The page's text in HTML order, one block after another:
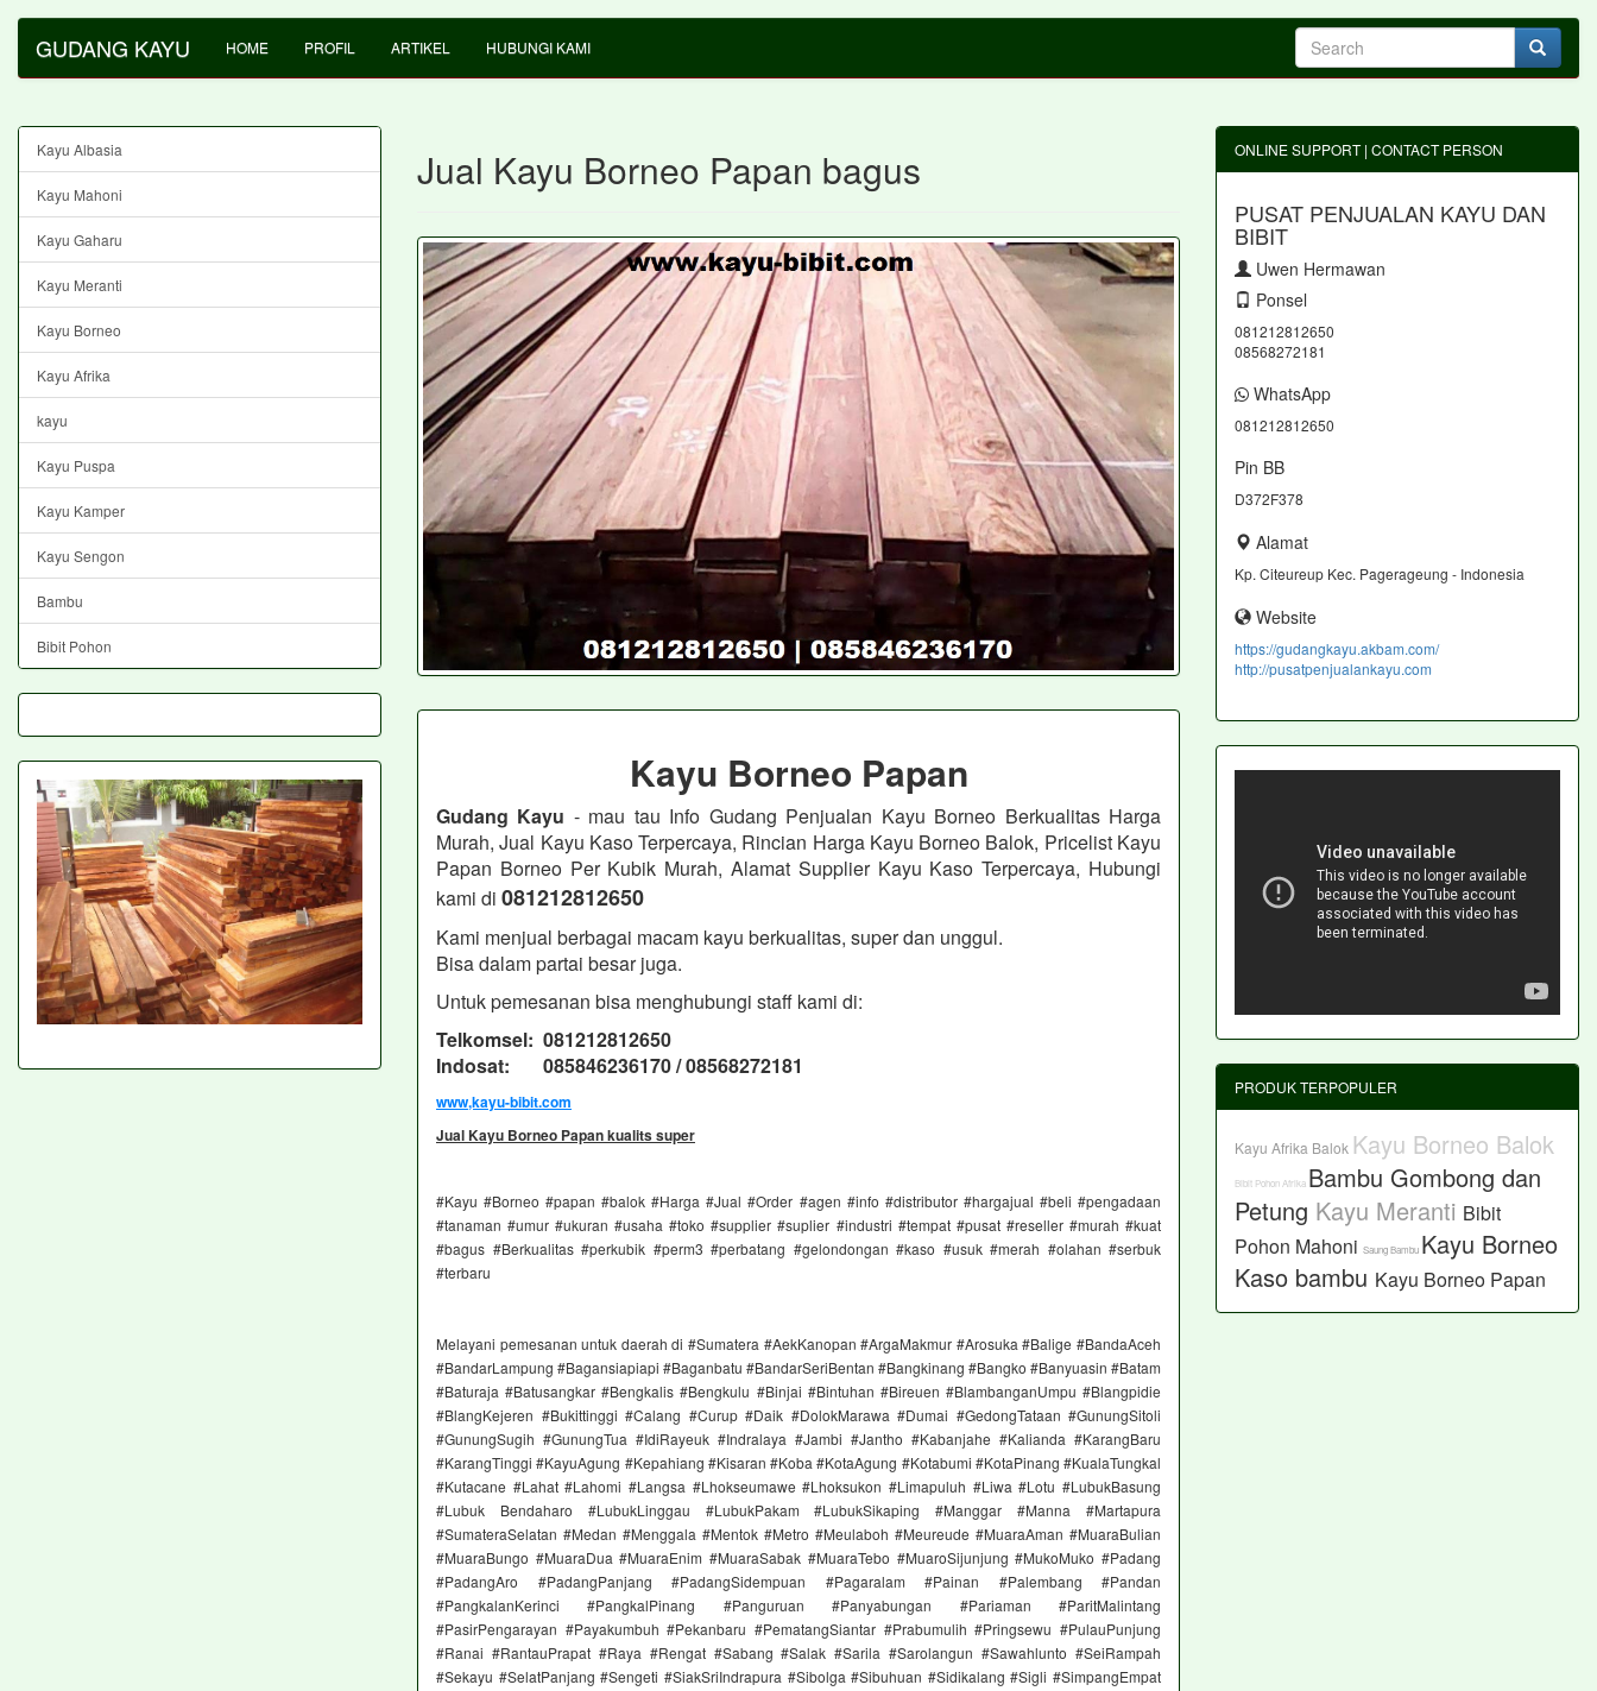
GUDANG KAYU HOME PROFIL ARTIKEL HUBUNGI KAMI
Jual Kayu Borneo Papan bagus
Kayu Borneo Papan
Gudang Kayu - mau tau Info Gudang Penjualan Kayu Borneo Berkualitas Harga
Murah, Jual Kayu Kaso Terpercaya, Rincian Harga Kayu Borneo Balok, Pricelist Kayu
Papan Borneo Per Kubik Murah, Alamat Supplier Kayu Kaso Terpercaya, Hubungi
kami di 081212812650
Kami menjual berbagai macam kayu berkualitas, super dan unggul.
Bisa dalam partai besar juga.
Untuk pemesanan bisa menghubungi staff kami di:
Telkomsel: 081212812650
Indosat: 085846236170 / 08568272181
www,kayu-bibit.com
Jual Kayu Borneo Papan kualits super
#Kayu #Borneo #papan #balok #Harga #Jual #Order #agen #info #distributor #hargajual #beli #pengadaan
#tanaman #umur #ukuran #usaha #toko #supplier #suplier #industri #tempat #pusat #reseller #murah #kuat
#bagus #Berkualitas #perkubik #perm3 #perbatang #gelondongan #kaso #usuk #merah #olahan #serbuk
#terbaru
Melayani pemesanan untuk daerah di #Sumatera #AekKanopan #ArgaMakmur #Arosuka #Balige #BandaAceh
#BandarLampung #Bagansiapiapi #Baganbatu #BandarSeriBentan #Bangkinang #Bangko #Banyuasin #Batam
#Baturaja #Batusangkar #Bengkalis #Bengkulu #Binjai #Bintuhan #Bireuen #BlambanganUmpu #Blangpidie
#BlangKejeren #Bukittinggi #Calang #Curup #Daik #DolokMarawa #Dumai #GedongTataan #GunungSitoli
#GunungSugih #GunungTua #IdiRayeuk #Indralaya #Jambi #Jantho #Kabanjahe #Kalianda #KarangBaru
#KarangTinggi #KayuAgung #Kepahiang #Kisaran #Koba #KotaAgung #Kotabumi #KotaPinang #KualaTungkal
#Kutacane #Lahat #Lahomi #Langsa #Lhokseumawe #Lhoksukon #Limapuluh #Liwa #Lotu #LubukBasung
#Lubuk Bendaharo #LubukLinggau #LubukPakam #LubukSikaping #Manggar #Manna #Martapura
#SumateraSelatan #Medan #Menggala #Mentok #Metro #Meulaboh #Meureude #MuaraAman #MuaraBulian
#MuaraBungo #MuaraDua #MuaraEnim #MuaraSabak #MuaraTebo #MuaroSijunjung #MukoMuko #Padang
#PadangAro #PadangPanjang #PadangSidempuan #Pagaralam #Painan #Palembang #Pandan
#PangkalanKerinci #PangkalPinang #Panguruan #Panyabungan #Pariaman #ParitMalintang
#PasirPengarayan #Payakumbuh #Pekanbaru #PematangSiantar #Prabumulih #Pringsewu #PulauPunjung
#Ranai #RantauPrapat #Raya #Rengat #Sabang #Salak #Sarila #Sarolangun #Sawahlunto #SeiRampah
#Sekayu #SelatPanjang #Sengeti #SiakSriIndrapura #Sibolga #Sibuhuan #Sidikalang #Sigli #SimpangEmpat
Kayu Albasia
Kayu Mahoni
Kayu Gaharu
Kayu Meranti
Kayu Borneo
Kayu Afrika
kayu
Kayu Puspa
Kayu Kamper
Kayu Sengon
Bambu
Bibit Pohon
ONLINE SUPPORT | CONTACT PERSON
PUSAT PENJUALAN KAYU DAN
BIBIT
Uwen Hermawan
Ponsel
081212812650
08568272181
WhatsApp
081212812650
Pin BB
D372F378
Alamat
Kp. Citeureup Kec. Pagerageung - Indonesia
Website
https://gudangkayu.akbam.com/
http://pusatpenjualankayu.com
PRODUK TERPOPULER
Kayu Afrika Balok Kayu Borneo Balok
Bibit Pohon Afrika Bambu Gombong dan
Petung Kayu Meranti Bibit
Pohon Mahoni Saung Bambu Kayu Borneo
Kaso bambu Kayu Borneo Papan